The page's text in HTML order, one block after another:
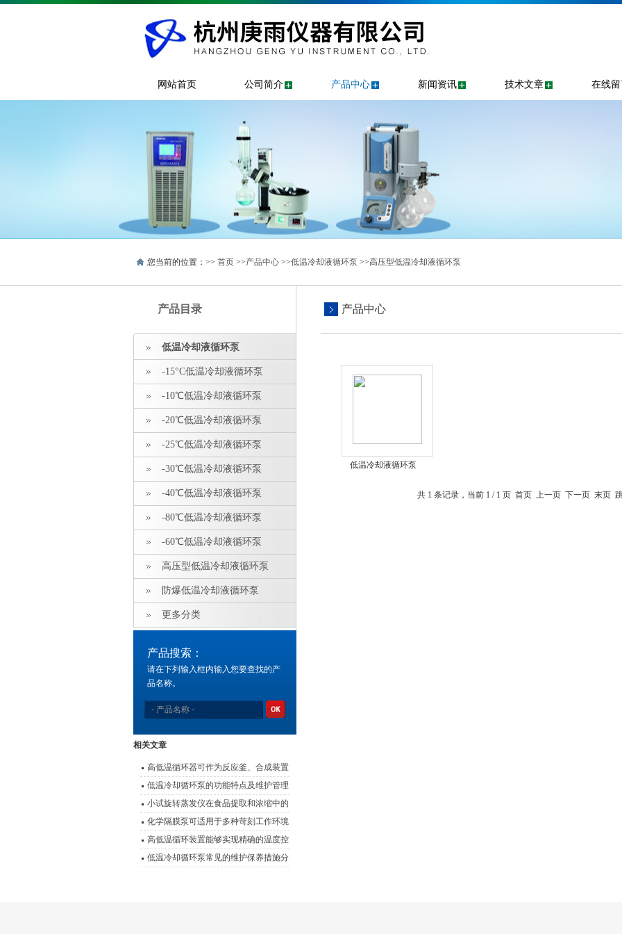
网站首页 公司简介 产品中心 新闻资讯 技术文章 在线留
您当前的位置：>> 首页 >>产品中心 >>低温冷却液循环泵 >>高压型低温冷却液循环泵
产品目录
低温冷却液循环泵
-15°C低温冷却液循环泵
-10℃低温冷却液循环泵
-20℃低温冷却液循环泵
-25℃低温冷却液循环泵
-30℃低温冷却液循环泵
-40℃低温冷却液循环泵
-80℃低温冷却液循环泵
-60℃低温冷却液循环泵
高压型低温冷却液循环泵
防爆低温冷却液循环泵
更多分类
产品搜索：
请在下列输入框内输入您要查找的产
品名称。
相关文章
高低温循环器可作为反应釜、合成装置
的配套温控设备
低温冷却循环泵的功能特点及维护管理
要点
小试旋转蒸发仪在食品提取和浓缩中的
应用
化学隔膜泵可适用于多种苛刻工作环境
高低温循环装置能够实现精确的温度控
制
低温冷却循环泵常见的维护保养措施分
产品中心
低温冷却液循环泵
共 1 条记录，当前 1 / 1 页 首页 上一页 下一页 末页